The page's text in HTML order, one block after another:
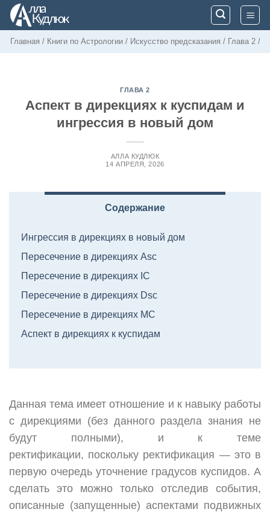
Skip
contentГлавная / Книги по Астрологии / Искусство предсказания / Глава 2 /
ГЛАВА 2
Аспект в дирекциях к куспидам и
ингрессия в новый дом
АЛЛА КУДЛЮК
14 АПРЕЛЯ, 2026
Содержание
Ингрессия в дирекциях в новый дом
Пересечение в дирекциях Asc
Пересечение в дирекциях IC
Пересечение в дирекциях Dsc
Пересечение в дирекциях МС
Аспект в дирекциях к куспидам
Данная тема имеет отношение и к навыку работы
с дирекциями (без данного раздела знания не
будут полными), и к теме
ректификации, поскольку ректификация — это в
первую очередь уточнение градусов куспидов. А
сделать это можно только отследив события,
описанные (запущенные) аспектами подвижных